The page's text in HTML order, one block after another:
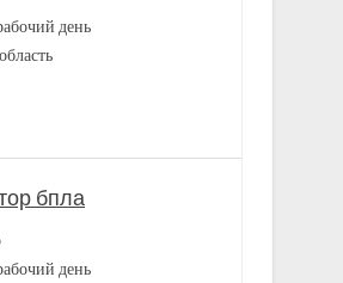
день
бпла
день